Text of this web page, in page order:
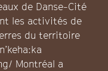
de Danse-Cité
les activités de
du territoire
Montréal a